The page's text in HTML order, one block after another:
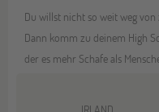
Du willst nicht so weit weg
Dann komm zu deinem High
der es mehr Schafe als